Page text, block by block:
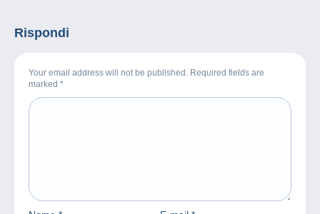
Rispondi
Your email address will not be published. Required fields are
marked *